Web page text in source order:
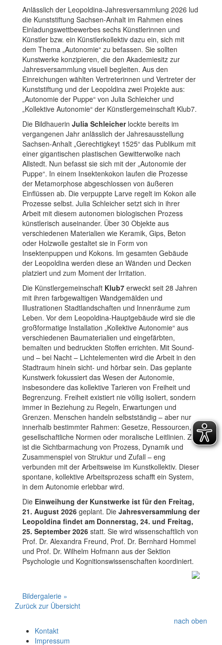
Anlässlich der Leopoldina-Jahresversammlung 2026 lud
die Kunststiftung Sachsen-Anhalt im Rahmen eines
Einladungswettbewerbes sechs Künstlerinnen und
Künstler bzw. ein Künstlerkollektiv dazu ein, sich mit
dem Thema „Autonomie“ zu befassen. Sie sollten
Kunstwerke konzipieren, die den Akademiesitz zur
Jahresversammlung visuell begleiten. Aus den
Einreichungen wählten Vertreterinnen und Vertreter der
Kunststiftung und der Leopoldina zwei Projekte aus:
„Autonomie der Puppe“ von Julia Schleicher und
„Kollektive Autonomie“ der Künstlergemeinschaft Klub7.
Die Bildhauerin Julia Schleicherlockte bereits im
vergangenen Jahr anlässlich der Jahresausstellung
Sachsen-Anhalt „Gerechtigkeyt 1525“ das Publikum mit
einer gigantischen plastischen Gewitterwolke nach
Allstedt. Nun befasst sie sich mit der „Autonomie der
Puppe“. In einem Insektenkokon laufen die Prozesse
der Metamorphose abgeschlossen von äußeren
Einflüssen ab. Die verpuppte Larve regelt im Kokon alle
Prozesse selbst. Julia Schleicher setzt sich in ihrer
Arbeit mit diesem autonomen biologischen Prozess
künstlerisch auseinander. Über 30 Objekte aus
verschiedenen Materialien wie Keramik, Gips, Beton
oder Holzwolle gestaltet sie in Form von
Insektenpuppen und Kokons. Im gesamten Gebäude
der Leopoldina werden diese an Wänden und Decken
platziert und zum Moment der Irritation.
Die Künstlergemeinschaft Klub7 erweckt seit 28 Jahren
mit ihren farbgewaltigen Wandgemälden und
Illustrationen Stadtlandschaften und Innenräume zum
Leben. Vor dem Leopoldina-Hauptgebäude wird sie die
großformatige Installation „Kollektive Autonomie“ aus
verschiedenen Baumaterialien und eingefärbten,
bemalten und bedruckten Stoffen errichten. Mit Sound-
und – bei Nacht – Lichtelementen wird die Arbeit in den
Stadtraum hinein sicht- und hörbar sein. Das geplante
Kunstwerk fokussiert das Wesen der Autonomie,
insbesondere das kollektive Tarieren von Freiheit und
Begrenzung. Freiheit existiert nie völlig isoliert, sondern
immer in Beziehung zu Regeln, Erwartungen und
Grenzen. Menschen handeln selbstständig – aber nur
innerhalb bestimmter Rahmen: Gesetze, Ressourcen,
gesellschaftliche Normen oder moralische Leitlinien. Ziel
ist die Sichtbarmachung von Prozess, Dynamik und
Zusammenspiel von Struktur und Zufall – eng
verbunden mit der Arbeitsweise im Kunstkollektiv. Dieser
spontane, kollektive Arbeitsprozess schafft ein System,
in dem Autonomie erlebbar wird.
Die Einweihung der Kunstwerke ist für den Freitag,
21. August 2026 geplant. Die Jahresversammlung der
Leopoldina findet am Donnerstag, 24. und Freitag,
25. September 2026 statt. Sie wird wissenschaftlich von
Prof. Dr. Alexandra Freund, Prof. Dr. Bernhard Hommel
und Prof. Dr. Wilhelm Hofmann aus der Sektion
Psychologie und Kognitionswissenschaften koordiniert.
Bildergalerie »
Zurück zur Übersicht
nach oben
Kontakt
Impressum